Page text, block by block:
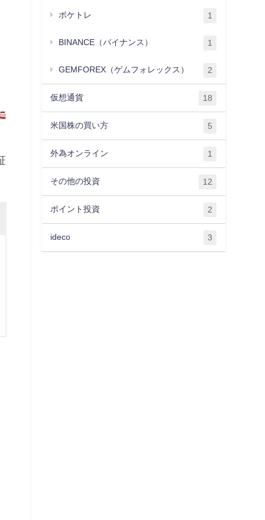
ポケトレ 1
BINANCE（バイナンス） 1
GEMFOREX（ゲムフォレックス） 2
仮想通貨 18
米国株の買い方 5
外為オンライン 1
その他の投資 12
ポイント投資 2
ideco 3